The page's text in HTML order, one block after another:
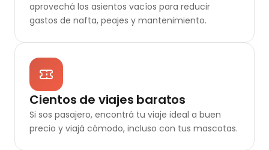
aprovechá los asientos vacíos para reducir
gastos de nafta, peajes y mantenimiento.
Cientos de viajes baratos
Si sos pasajero, encontrá tu viaje ideal a buen
precio y viajá cómodo, incluso con tus mascotas.